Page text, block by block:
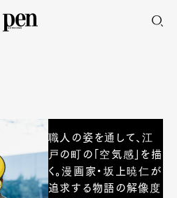
職人の姿を通して、江
戸の町の「空気感」を描
く。漫画家・坂上暁仁が
追求する物語の解像度